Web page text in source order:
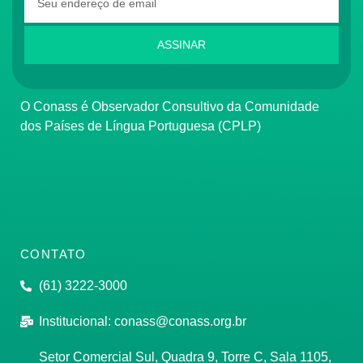
ASSINAR
O Conass é Observador Consultivo da Comunidade
dos Países de Língua Portuguesa (CPLP)
CONTATO
(61) 3222-3000
Institucional: conass@conass.org.br
Setor Comercial Sul, Quadra 9, Torre C, Sala 1105,